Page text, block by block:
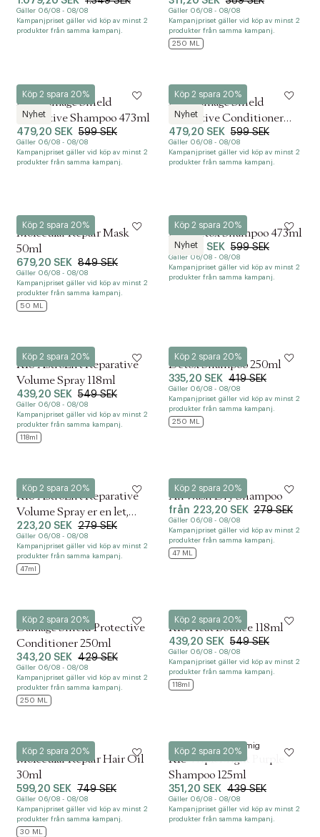
Gäller 06/08 - 08/08
Kampanjpriset gäller vid köp av minst 2
produkter från samma kampanj.
Gäller 06/08 - 08/08
Kampanjpriset gäller vid köp av minst 2
produkter från samma kampanj.
250 ML
Köp 2 spara 20%
Nyhet
K18
K18 Damage Shield
Protective Shampoo 473ml
479,20 SEK 599 SEK
Gäller 06/08 - 08/08
Kampanjpriset gäller vid köp av minst 2
produkter från samma kampanj.
Köp 2 spara 20%
Nyhet
K18
K18 Damage Shield
Protective Conditioner
473ml
479,20 SEK 599 SEK
Gäller 06/08 - 08/08
Kampanjpriset gäller vid köp av minst 2
produkter från samma kampanj.
Köp 2 spara 20%
K18
Molecular Repair Mask
50ml
679,20 SEK 849 SEK
Gäller 06/08 - 08/08
Kampanjpriset gäller vid köp av minst 2
produkter från samma kampanj.
50 ML
Köp 2 spara 20%
Nyhet
K18
K18 Detox Shampoo 473ml
479,20 SEK 599 SEK
Gäller 06/08 - 08/08
Kampanjpriset gäller vid köp av minst 2
produkter från samma kampanj.
Köp 2 spara 20%
K18
K18 AstroLift Reparative
Volume Spray 118ml
439,20 SEK 549 SEK
Gäller 06/08 - 08/08
Kampanjpriset gäller vid köp av minst 2
produkter från samma kampanj.
118ml
Köp 2 spara 20%
K18
Detox Shampoo 250ml
335,20 SEK 419 SEK
Gäller 06/08 - 08/08
Kampanjpriset gäller vid köp av minst 2
produkter från samma kampanj.
250 ML
Köp 2 spara 20%
K18
K18 AstroLift Reparative
Volume Spray er en let,
varmefri volumenspray
223,20 SEK 279 SEK
Gäller 06/08 - 08/08
Kampanjpriset gäller vid köp av minst 2
produkter från samma kampanj.
47ml
Köp 2 spara 20%
K18
AirWash Dry Shampoo
från 223,20 SEK 279 SEK
Gäller 06/08 - 08/08
Kampanjpriset gäller vid köp av minst 2
produkter från samma kampanj.
47 ML
Köp 2 spara 20%
K18
Damage Shield Protective
Conditioner 250ml
343,20 SEK 429 SEK
Gäller 06/08 - 08/08
Kampanjpriset gäller vid köp av minst 2
produkter från samma kampanj.
250 ML
Köp 2 spara 20%
K18
K18 Heat Bounce 118ml
439,20 SEK 549 SEK
Gäller 06/08 - 08/08
Kampanjpriset gäller vid köp av minst 2
produkter från samma kampanj.
118ml
Köp 2 spara 20%
K18
Molecular Repair Hair Oil
30ml
599,20 SEK 749 SEK
Gäller 06/08 - 08/08
Kampanjpriset gäller vid köp av minst 2
produkter från samma kampanj.
30 ML
Meddela mig
Köp 2 spara 20%
K18
K18 TripleBright Purple
Shampoo 125ml
351,20 SEK 439 SEK
Gäller 06/08 - 08/08
Kampanjpriset gäller vid köp av minst 2
produkter från samma kampanj.